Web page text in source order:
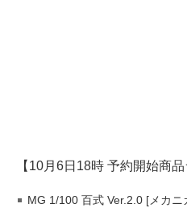
【10月6日18時 予約開始商品
MG 1/100 百式 Ver.2.0 [メカニ